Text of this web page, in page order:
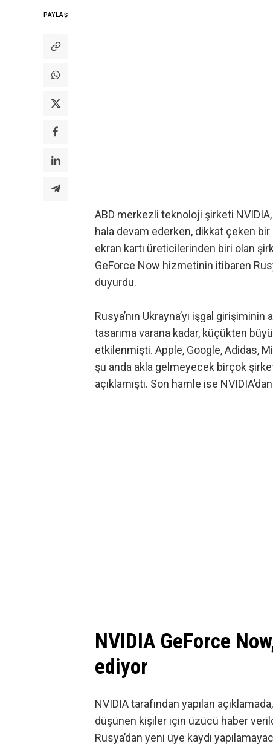
PAYLAŞ
ABD merkezli teknoloji şirketi
hala devam ederken, dikkat çeken
ekran kartı üreticilerinden biri olan
GeForce Now hizmetinin itibaren
duyurdu.
Rusya’nın Ukrayna’yı işgal
tasarıma varana kadar, küçükten
etkilenmişti. Apple, Google, Adidas,
şu anda akla gelmeyecek birçok
açıklamıştı. Son hamle ise
NVIDIA GeForce
ediyor
NVIDIA tarafından yapılan
düşünen kişiler için üzücü haber
Rusya’dan yeni üye kaydı